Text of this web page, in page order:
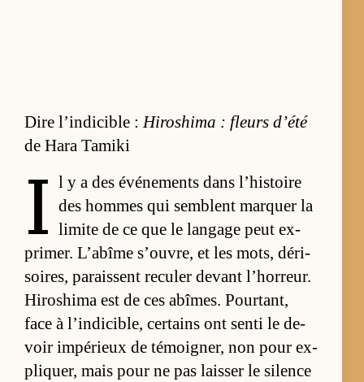
Dire l’indicible :Hiroshima : fleurs d’été
de Hara Tamiki
I l y a des évé­ne­ments dans l’­his­toire
des hommes qui semblent marquer la
li­mite de ce que le lan­gage peut ex­
pri­mer. L’abîme s’ou­vre, et les mots, dé­ri­
soi­res, pa­raissent re­cu­ler de­vant l’­hor­reur.
Hi­ro­shima est de ces abîmes. Pour­tant,
face à l’in­di­ci­ble, cer­tains ont senti le de­
voir im­pé­rieux de té­moi­gner, non pour ex­
pliquer, mais pour ne pas lais­ser le si­lence